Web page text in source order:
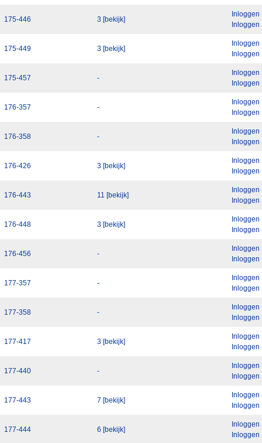
175-446 3 [bekijk]
Inloggen
Inloggen
175-449 3 [bekijk]
Inloggen
Inloggen
175-457 -
Inloggen
Inloggen
176-357 -
Inloggen
Inloggen
176-358 -
Inloggen
Inloggen
176-426 3 [bekijk]
Inloggen
Inloggen
176-443 11 [bekijk]
Inloggen
Inloggen
176-448 3 [bekijk]
Inloggen
Inloggen
176-456 -
Inloggen
Inloggen
177-357 -
Inloggen
Inloggen
177-358 -
Inloggen
Inloggen
177-417 3 [bekijk]
Inloggen
Inloggen
177-440 -
Inloggen
Inloggen
177-443 7 [bekijk]
Inloggen
Inloggen
177-444 6 [bekijk]
Inloggen
Inloggen